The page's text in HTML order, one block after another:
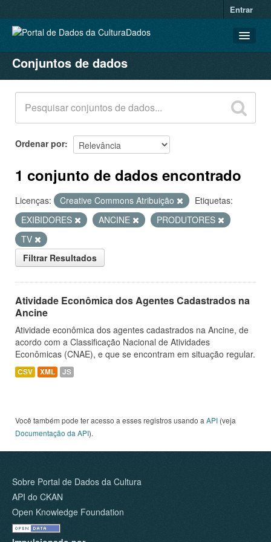
Entrar
CONJUNTOS DE DADOS
ORGANIZAÇÕES
GRUPOS
SOBRE
Conjuntos de dados
Ordenar por
1 conjunto de dados encontrado
Licenças: Creative Commons Atribuição
Etiquetas:
EXIBIDORES
ANCINE
PRODUTORES
TV
Filtrar Resultados
Atividade Econômica dos Agentes Cadastrados na
Ancine
Atividade econômica dos agentes cadastrados na Ancine, de
acordo com a Classificação Nacional de Atividades
Econômicas (CNAE), e que se encontram em situação regular.
CSV XML JS
Você também pode ter acesso a esses registros usando a API (veja
Documentação da API).
Sobre Portal de Dados da Cultura
API do CKAN
Open Knowledge Foundation